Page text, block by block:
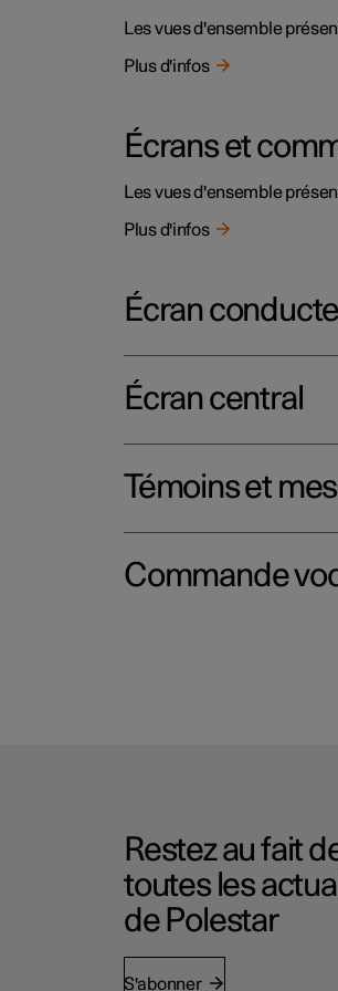
Les vues d'ensemble
Plus d'infos
Écrans et
Les vues d'ensemble
Plus d'infos
Écran
Écran central
Témoins et
Commande
Restez au fait
toutes les
de Polestar
S'abonner